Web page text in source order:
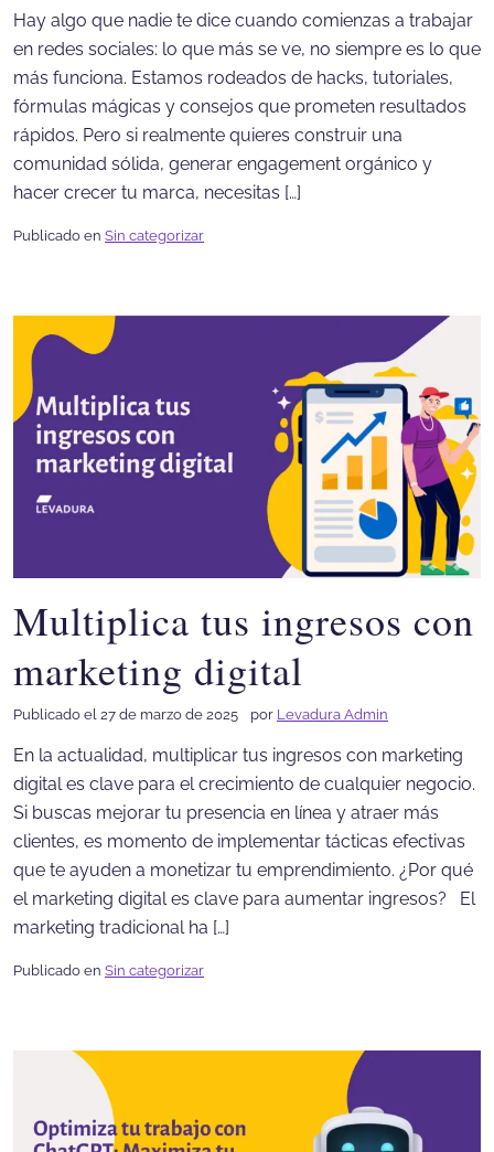
Hay algo que nadie te dice cuando comienzas a trabajar
en redes sociales: lo que más se ve, no siempre es lo que
más funciona. Estamos rodeados de hacks, tutoriales,
fórmulas mágicas y consejos que prometen resultados
rápidos. Pero si realmente quieres construir una
comunidad sólida, generar engagement orgánico y
hacer crecer tu marca, necesitas […]
Publicado en Sin categorizar
Multiplica tus ingresos con
marketing digital
Publicado el 27 de marzo de 2025 por Levadura Admin
En la actualidad, multiplicar tus ingresos con marketing
digital es clave para el crecimiento de cualquier negocio.
Si buscas mejorar tu presencia en línea y atraer más
clientes, es momento de implementar tácticas efectivas
que te ayuden a monetizar tu emprendimiento. ¿Por qué
el marketing digital es clave para aumentar ingresos? El
marketing tradicional ha […]
Publicado en Sin categorizar